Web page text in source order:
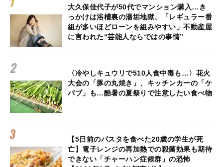
大久保佳代子が50代でマンション購入…き
っかけは浴槽裏の湯垢地獄、「レギュラー番
組が多いほどローンを組みやすい」不動産屋
に言われた“芸能人ならではの事情”
〈冷やしキュウリで510人食中毒も…〉花火
大会の「豚の丸焼き」、キッチンカーの「ケ
バブ」も…酷暑の夏祭りで注意したい食べ物
【5日前のパスタを食べた20歳の学生が死
亡】電子レンジの再加熱での殺菌効果も期待
できない「チャーハン症候群」の恐怖